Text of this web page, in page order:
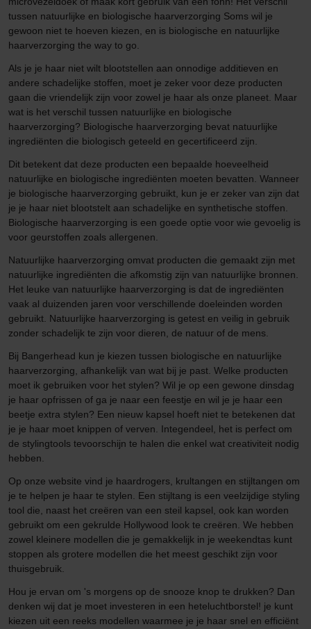
tussen natuurlijke en biologische haarverzorging Soms wil je
gewoon niet te hoeven kiezen, en is biologische en natuurlijke
haarverzorging the way to go.
Als je je haar niet wilt blootstellen aan onnodige additieven en
andere schadelijke stoffen, moet je zeker voor deze producten
gaan die vriendelijk zijn voor zowel je haar als onze planeet. Maar
wat is het verschil tussen natuurlijke en biologische
haarverzorging? Biologische haarverzorging bevat natuurlijke
ingrediënten die biologisch geteeld en gecertificeerd zijn.
Dit betekent dat deze producten een bepaalde hoeveelheid
natuurlijke en biologische ingrediënten moeten bevatten. Wanneer
je biologische haarverzorging gebruikt, kun je er zeker van zijn dat
je je haar niet blootstelt aan schadelijke en synthetische stoffen.
Biologische haarverzorging is een goede optie voor wie gevoelig is
voor geurstoffen zoals allergenen.
Natuurlijke haarverzorging omvat producten die gemaakt zijn met
natuurlijke ingrediënten die afkomstig zijn van natuurlijke bronnen.
Het leuke van natuurlijke haarverzorging is dat de ingrediënten
vaak al duizenden jaren voor verschillende doeleinden worden
gebruikt. Natuurlijke haarverzorging is getest en veilig in gebruik
zonder schadelijk te zijn voor dieren, de natuur of de mens.
Bij Bangerhead kun je kiezen tussen biologische en natuurlijke
haarverzorging, afhankelijk van wat bij je past. Welke producten
moet ik gebruiken voor het stylen? Wil je op een gewone dinsdag
je haar opfrissen of ga je naar een feestje en wil je je haar een
beetje extra stylen? Een nieuw kapsel hoeft niet te betekenen dat
je je haar moet knippen of verven. Integendeel, het is perfect om
de stylingtools tevoorschijn te halen die enkel wat creativiteit nodig
hebben.
Op onze website vind je haardrogers, krultangen en stijltangen om
je te helpen je haar te stylen. Een stijltang is een veelzijdige styling
tool die, naast het creëren van een steil kapsel, ook kan worden
gebruikt om een gekrulde Hollywood look te creëren. We hebben
zowel kleinere modellen die je gemakkelijk in je weekendtas kunt
stoppen als grotere modellen die het meest geschikt zijn voor
thuisgebruik.
Hou je ervan om 's morgens op de snooze knop te drukken? Dan
denken wij dat je moet investeren in een heteluchtborstel! je kunt
kiezen uit een reeks modellen waarmee je je haar snel en efficiënt